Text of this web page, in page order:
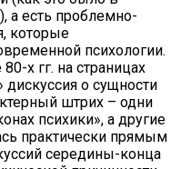
а есть проблемно-
которые
психологии.
х гг. на страницах
о сущности
штрих – одни
психики», а другие
практически прямым
середины-конца